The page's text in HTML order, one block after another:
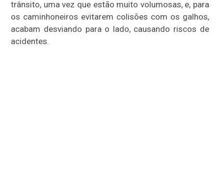
trânsito, uma vez que estão muito volumosas, e, para
os caminhoneiros evitarem colisões com os galhos,
acabam desviando para o lado, causando riscos de
acidentes.